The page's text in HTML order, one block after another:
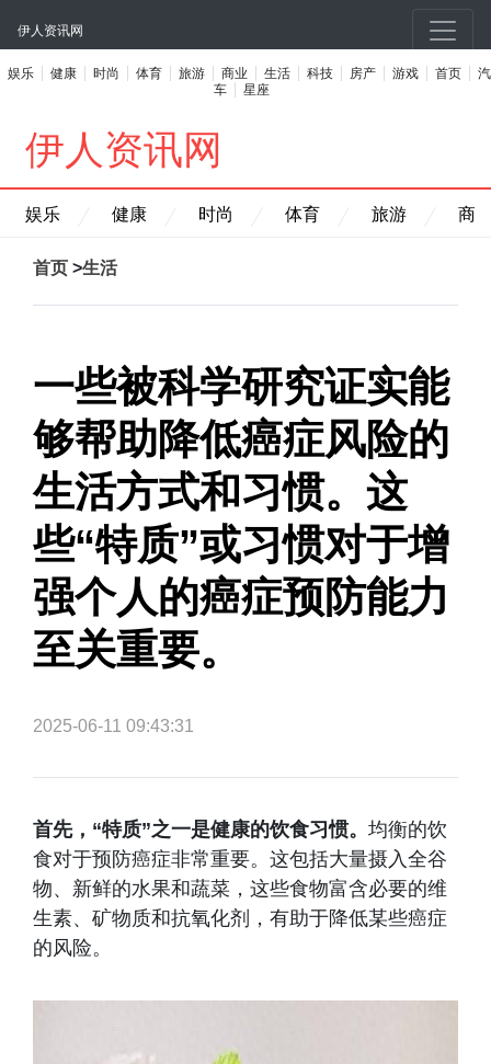
伊人资讯网
娱乐 健康 时尚 体育 旅游 商业 生活 科技 房产 游戏 首页
汽
车
星座
伊人资讯网
娱乐 健康 时尚 体育 旅游 商
首页 >生活
一些被科学研究证实能
够帮助降低癌症风险的
生活方式和习惯。这
些“特质”或习惯对于增
强个人的癌症预防能力
至关重要。
2025-06-11 09:43:31
首先，“特质”之一是健康的饮食习惯。 均衡的饮
食对于预防癌症非常重要。这包括大量摄入全谷
物、新鲜的水果和蔬菜，这些食物富含必要的维
生素、矿物质和抗氧化剂，有助于降低某些癌症
的风险。